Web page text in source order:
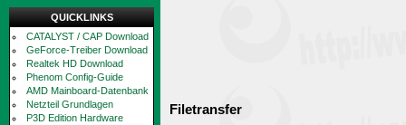
QUICKLINKS
CATALYST / CAP Download
GeForce-Treiber Download
Realtek HD Download
Phenom Config-Guide
AMD Mainboard-Datenbank
Netzteil Grundlagen
P3D Edition Hardware
Filetransfer